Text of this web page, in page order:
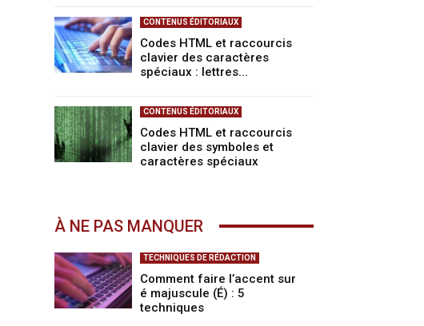
CONTENUS ÉDITORIAUX
Codes HTML et raccourcis
clavier des caractères
spéciaux : lettres...
CONTENUS ÉDITORIAUX
Codes HTML et raccourcis
clavier des symboles et
caractères spéciaux
À NE PAS MANQUER
TECHNIQUES DE RÉDACTION
Comment faire l’accent sur
é majuscule (É) : 5
techniques